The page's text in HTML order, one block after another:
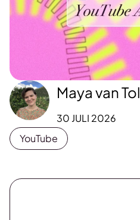
Maya van Tol
30 JULI 2026
YouTube